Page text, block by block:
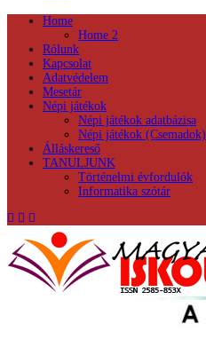
Home
Home 2
Rólunk
Kapcsolat
Adatvédelem
Mesetár
Népi játékok
Népi játékok adatbázisa
Népi játékok (Csemadok)
Álláskereső
TANULJUNK
Történelmi évfordulók
Informatika szótár